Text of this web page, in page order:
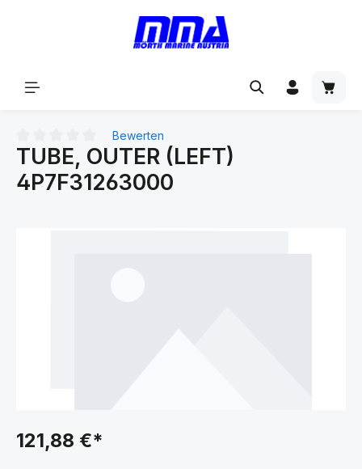
Durchschnittliche Bewertung von 0 von 5 Sternen
Bewerten
TUBE, OUTER (LEFT)
4P7F31263000
121,88 €*